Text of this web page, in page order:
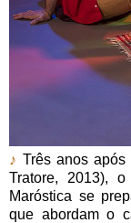
♪ Três anos após
Tratore, 2013),
Maróstica se
que abordam o